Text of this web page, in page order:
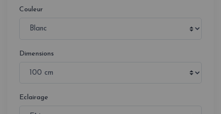
Couleur
Dimensions
Eclairage